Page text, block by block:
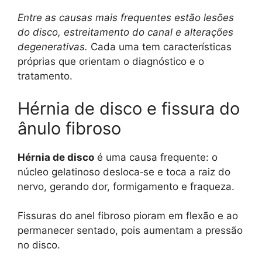
Entre as causas mais frequentes estão lesões
do disco, estreitamento do canal e alterações
degenerativas. Cada uma tem características
próprias que orientam o diagnóstico e o
tratamento.
Hérnia de disco e fissura do
ânulo fibroso
Hérnia de disco é uma causa frequente: o
núcleo gelatinoso desloca‑se e toca a raiz do
nervo, gerando dor, formigamento e fraqueza.
Fissuras do anel fibroso pioram em flexão e ao
permanecer sentado, pois aumentam a pressão
no disco.